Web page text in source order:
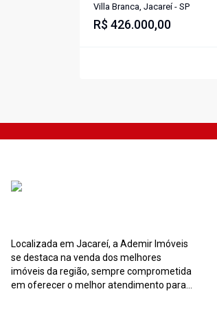
Branca, Jacareí -
Villa Branca, Jacareí - SP
R$ 426.000,00
Localizada em Jacareí, a Ademir Imóveis
se destaca na venda dos melhores
imóveis da região, sempre comprometida
em oferecer o melhor atendimento para